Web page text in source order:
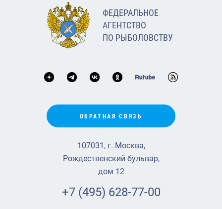
ФЕДЕРАЛЬНОЕ
АГЕНТСТВО
ПО РЫБОЛОВСТВУ
ОБРАТНАЯ СВЯЗЬ
107031, г. Москва,
Рождественский бульвар,
дом 12
+7 (495) 628-77-00